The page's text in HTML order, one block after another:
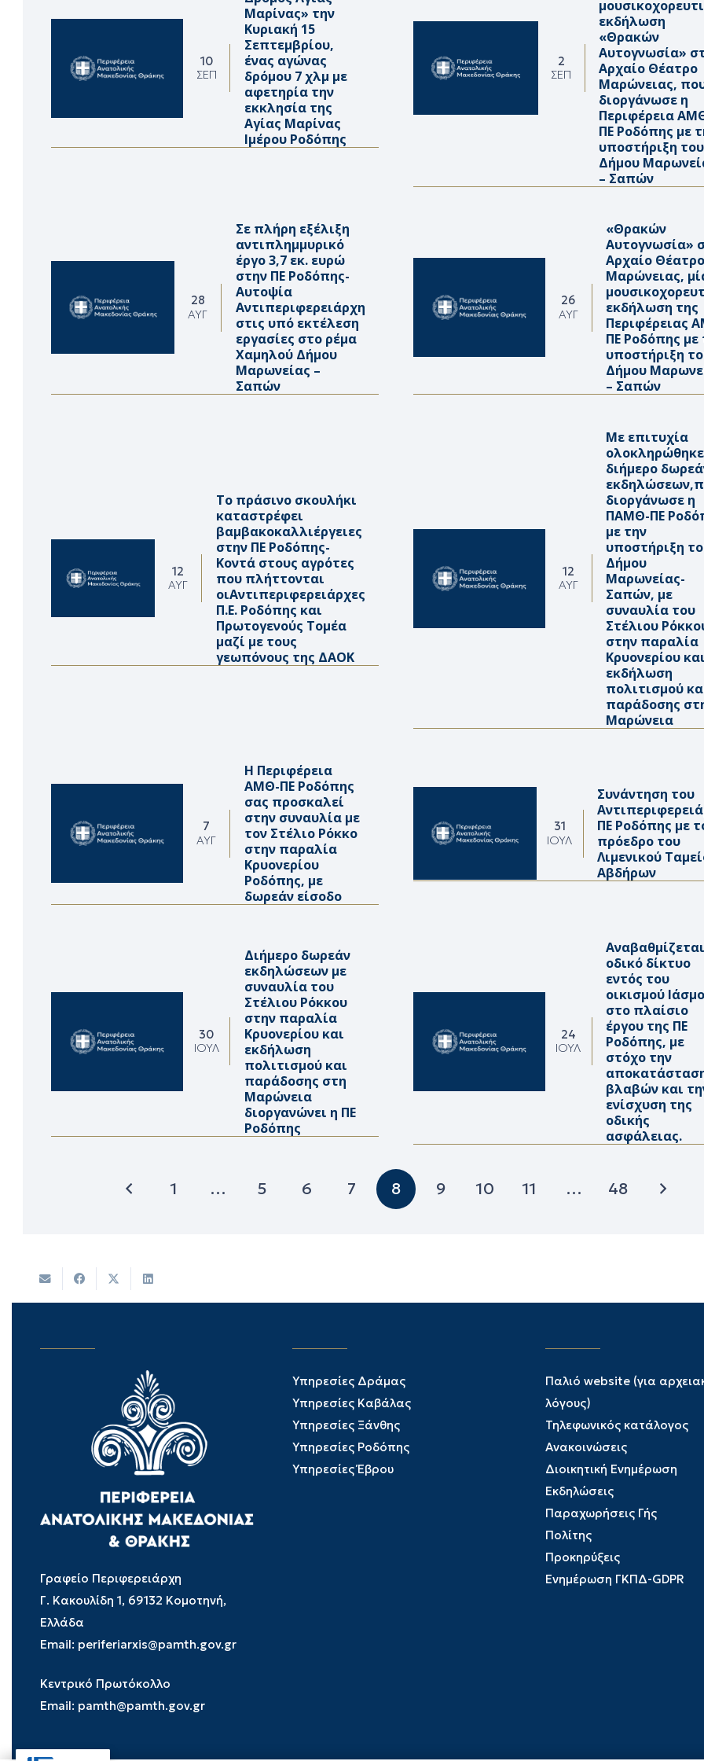
10
ΣΕΠ
Μαρίνας» την
Κυριακή 15
Σεπτεμβρίου,
ένας αγώνας
δρόμου 7 χλμ με
αφετηρία την
εκκλησία της
Αγίας Μαρίνας
Ιμέρου Ροδόπης
2
ΣΕΠ
εκδήλωση
«Θρακών
Αυτογνωσία»
Αρχαίο Θέατρο
Μαρώνειας,
διοργάνωσε η
Περιφέρεια
ΠΕ Ροδόπης με
υποστήριξη του
Δήμου
– Σαπών
28
ΑΥΓ
Σε πλήρη εξέλιξη
αντιπλημμυρικό
έργο 3,7 εκ. ευρώ
στην ΠΕ Ροδόπης-
Αυτοψία
Αντιπεριφερειάρχη
στις υπό εκτέλεση
εργασίες στο ρέμα
Χαμηλού Δήμου
Μαρωνείας –
Σαπών
26
ΑΥΓ
«Θρακών
Αυτογνωσία»
Αρχαίο Θέατρο
Μαρώνειας,
εκδήλωση της
Περιφέρειας
ΠΕ Ροδόπης με
υποστήριξη
Δήμου
– Σαπών
12
ΑΥΓ
Το πράσινο σκουλήκι
καταστρέφει
βαμβακοκαλλιέργειες
στην ΠΕ Ροδόπης-
Κοντά στους αγρότες
που πλήττονται
οιΑντιπεριφερειάρχες
Π.Ε. Ροδόπης και
Πρωτογενούς Τομέα
μαζί με τους
γεωπόνους της ΔΑΟΚ
12
ΑΥΓ
Με επιτυχία
διήμερο
διοργάνωσε η
ΠΑΜΘ-ΠΕ
με την
υποστήριξη
Δήμου
Μαρωνείας-
Σαπών, με
συναυλία του
Στέλιου
στην παραλία
Κρυονερίου και
εκδήλωση
πολιτισμού
παράδοσης
Μαρώνεια
7
ΑΥΓ
Η Περιφέρεια
ΑΜΘ-ΠΕ Ροδόπης
σας προσκαλεί
στην συναυλία με
τον Στέλιο Ρόκκο
στην παραλία
Κρυονερίου
Ροδόπης, με
δωρεάν είσοδο
31
ΙΟΎΛ
Συνάντηση του
ΠΕ Ροδόπης με
πρόεδρο του
Λιμενικού
Αβδήρων
30
ΙΟΎΛ
Διήμερο δωρεάν
εκδηλώσεων με
συναυλία του
Στέλιου Ρόκκου
στην παραλία
Κρυονερίου και
εκδήλωση
πολιτισμού και
παράδοσης στη
Μαρώνεια
διοργανώνει η ΠΕ
Ροδόπης
24
ΙΟΎΛ
οδικό δίκτυο
εντός του
οικισμού
στο πλαίσιο
έργου της ΠΕ
Ροδόπης, με
στόχο την
βλαβών και
ενίσχυση της
οδικής
ασφάλειας.
1 … 5 6 7 8 9 10 11 … 48
Γραφείο Περιφερειάρχη
Γ. Κακουλίδη 1, 69132 Κομοτηνή,
Ελλάδα
Email: periferiarxis@pamth.gov.gr
Κεντρικό Πρωτόκολλο
Email: pamth@pamth.gov.gr
Υπηρεσίες Δράμας
Υπηρεσίες Καβάλας
Υπηρεσίες Ξάνθης
Υπηρεσίες Ροδόπης
Υπηρεσίες Έβρου
Παλιό website (για
λόγους)
Τηλεφωνικός κατάλογος
Ανακοινώσεις
Διοικητική Ενημέρωση
Εκδηλώσεις
Παραχωρήσεις Γής
Πολίτης
Προκηρύξεις
Ενημέρωση ΓΚΠΔ-GDPR